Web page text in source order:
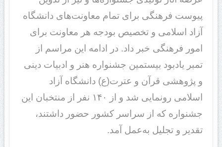
پیوست فرهنگی برای تمام معاونت‌های دانشگاه
آزاد اسلامی و تخصیص بودجه هر معاونت برای
امور فرهنگی خبر داد. در ادامه این مراسم از
تمبر یادبود بیستمین جشنواره هنر و ادبیات دینی
و پژوهشی قرآن و عترت(ع) دانشگاه آزاد
اسلامی رونمایی شد و از ۱۴۰ نفر از منتخبان این
جشنواره که از سراسر کشور حضور داشتند،
تقدیر و تجلیل به‌عمل آمد.